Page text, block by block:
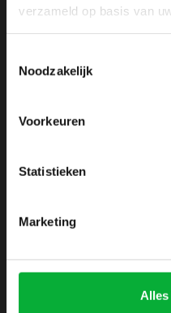
verzameld op basis van
Noodzakelijk
Voorkeuren
Statistieken
Marketing
Alles
+31 6